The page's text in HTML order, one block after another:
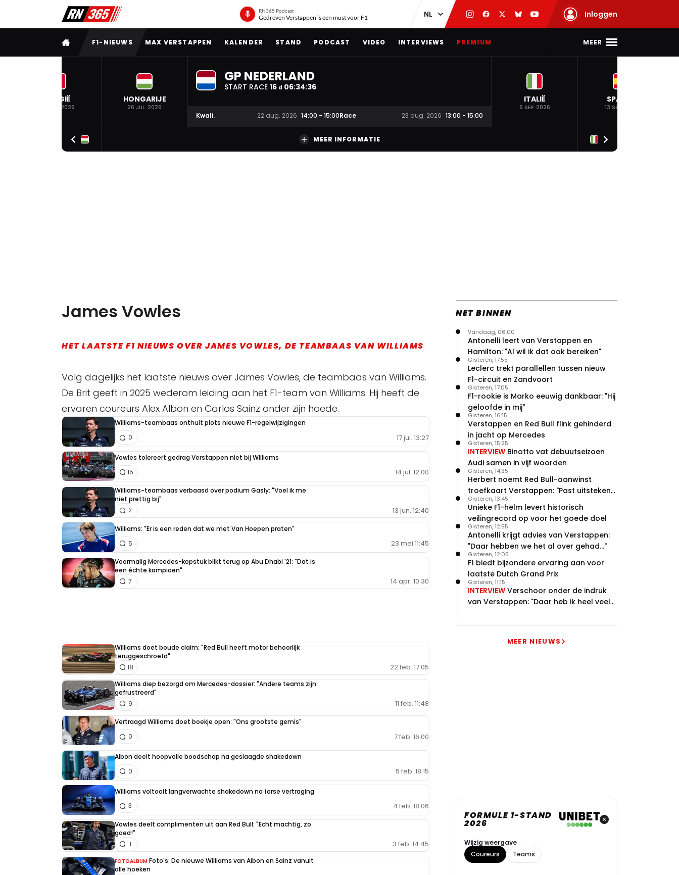
RN365 Podcast
Gedreven Verstappen is een must voor F1 Inloggen
VOLLEDIG MENU
F1-NIEUWS MAX VERSTAPPEN KALENDER STAND PODCAST VIDEO INTERVIEWS PREMIUM MEER
BELGIË
19 JUL. 2026
HONGARIJE
26 JUL. 2026
GP NEDERLAND
START RACE 16 d 06:34:36
Kwali. 22 aug. 2026 14:00 - 15:00Race 23 aug. 2026 13:00 - 15:00
ITALIË
6 SEP. 2026
SPANJE
13 SEP. 2026
MEER INFORMATIE
James Vowles
HET LAATSTE F1 NIEUWS OVER JAMES VOWLES, DE TEAMBAAS VAN WILLIAMS
Volg dagelijks het laatste nieuws over James Vowles, de teambaas van Williams.
De Brit geeft in 2025 wederom leiding aan het F1-team van Williams. Hij heeft de
ervaren coureurs Alex Albon en Carlos Sainz onder zijn hoede.
Williams-teambaas onthult plots nieuwe F1-regelwijzigingen
17 jul. 13:27
0
Vowles tolereert gedrag Verstappen niet bij Williams
14 jul. 12:00
15
Williams-teambaas verbaasd over podium Gasly: "Voel ik me
niet prettig bij"
13 jun. 12:40
2
Williams: "Er is een reden dat we met Van Hoepen praten"
23 mei 11:45
5
Voormalig Mercedes-kopstuk blikt terug op Abu Dhabi '21: "Dat is
een échte kampioen"
14 apr. 10:30
7
Williams doet boude claim: "Red Bull heeft motor behoorlijk
teruggeschroefd"
22 feb. 17:05
18
Williams diep bezorgd om Mercedes-dossier: "Andere teams zijn
gefrustreerd"
11 feb. 11:48
9
Vertraagd Williams doet boekje open: "Ons grootste gemis"
7 feb. 16:00
0
Albon deelt hoopvolle boodschap na geslaagde shakedown
5 feb. 18:15
0
Williams voltooit langverwachte shakedown na forse vertraging
4 feb. 18:06
3
Vowles deelt complimenten uit aan Red Bull: "Echt machtig, zo
goed!"
3 feb. 14:45
1
FOTOALBUM Foto's: De nieuwe Williams van Albon en Sainz vanuit
alle hoeken
NET BINNEN
Antonelli leert van Verstappen en
Hamilton: "Al wil ik dat ook bereiken"
Vandaag, 06:00
Leclerc trekt parallellen tussen nieuw
F1-circuit en Zandvoort
Gisteren, 17:55
F1-rookie is Marko eeuwig dankbaar: "Hij
geloofde in mij"
Gisteren, 17:05
Verstappen en Red Bull flink gehinderd
in jacht op Mercedes
Gisteren, 16:15
INTERVIEW Binotto vat debuutseizoen
Audi samen in vijf woorden
Gisteren, 15:25
Herbert noemt Red Bull-aanwinst
troefkaart Verstappen: "Past uitstekend
bij Red Bull"
Gisteren, 14:35
Unieke F1-helm levert historisch
veilingrecord op voor het goede doel
Gisteren, 13:45
Antonelli krijgt advies van Verstappen:
"Daar hebben we het al over gehad..."
Gisteren, 12:55
F1 biedt bijzondere ervaring aan voor
laatste Dutch Grand Prix
Gisteren, 12:05
INTERVIEW Verschoor onder de indruk
van Verstappen: "Daar heb ik heel veel
Gisteren, 11:15
MEER NIEUWS
FORMULE 1-STAND
2026
Wijzig weergave
Coureurs
Teams